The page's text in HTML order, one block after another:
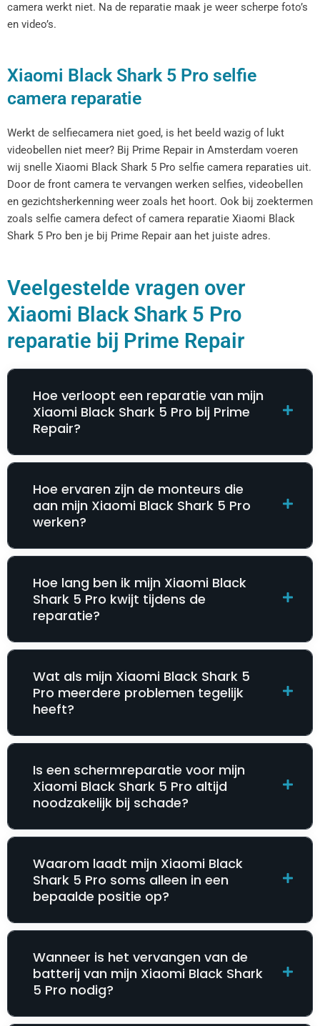
camera werkt niet. Na de reparatie maak je weer scherpe foto’s
en video’s.
Xiaomi Black Shark 5 Pro selfie
camera reparatie
Werkt de selfiecamera niet goed, is het beeld wazig of lukt
videobellen niet meer? Bij Prime Repair in Amsterdam voeren
wij snelle Xiaomi Black Shark 5 Pro selfie camera reparaties uit.
Door de front camera te vervangen werken selfies, videobellen
en gezichtsherkenning weer zoals het hoort. Ook bij zoektermen
zoals selfie camera defect of camera reparatie Xiaomi Black
Shark 5 Pro ben je bij Prime Repair aan het juiste adres.
Veelgestelde vragen over
Xiaomi Black Shark 5 Pro
reparatie bij Prime Repair
Hoe verloopt een reparatie van mijn
Xiaomi Black Shark 5 Pro bij Prime
Repair?
Hoe ervaren zijn de monteurs die
aan mijn Xiaomi Black Shark 5 Pro
werken?
Hoe lang ben ik mijn Xiaomi Black
Shark 5 Pro kwijt tijdens de
reparatie?
Wat als mijn Xiaomi Black Shark 5
Pro meerdere problemen tegelijk
heeft?
Is een schermreparatie voor mijn
Xiaomi Black Shark 5 Pro altijd
noodzakelijk bij schade?
Waarom laadt mijn Xiaomi Black
Shark 5 Pro soms alleen in een
bepaalde positie op?
Wanneer is het vervangen van de
batterij van mijn Xiaomi Black Shark
5 Pro nodig?